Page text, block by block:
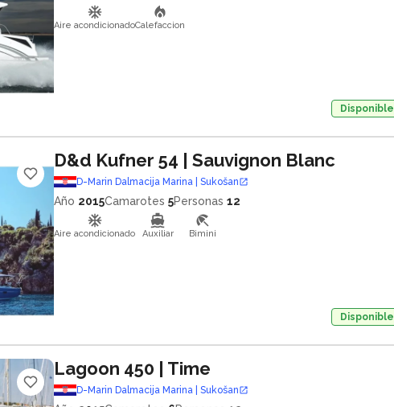
Aire acondicionadoCalefaccion
Disponible
D&d Kufner 54 | Sauvignon Blanc
D-Marin Dalmacija Marina | Sukošan
Año 2015Camarotes 5Personas 12
Aire acondicionado Auxiliar Bimini
Disponible
Lagoon 450 | Time
D-Marin Dalmacija Marina | Sukošan